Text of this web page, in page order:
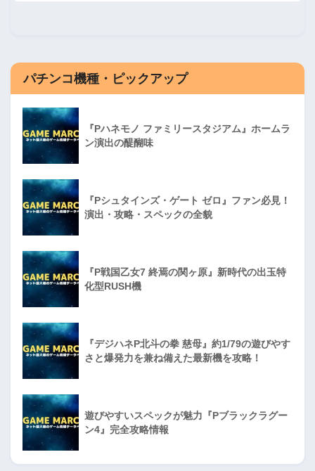
パチンコ機種・ピックアップ
『Pハネモノ ファミリースタジアム』ホームラ
ン演出の醍醐味
『Pシュタインズ・ゲート ゼロ』ファン必見！
演出・攻略・スペックの全貌
『P戦国乙女7 終焉の関ヶ原』新時代の出玉特
化型RUSH機
『デジハネP北斗の拳 慈母』約1/79の遊びやす
さと爆発力を兼ね備えた最新機を攻略！
遊びやすいスペックが魅力『Pブラックラグー
ン4』完全攻略情報